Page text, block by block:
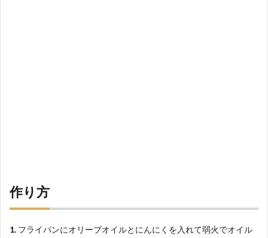
作り方
1. フライパンにオリーブオイルとにんにくを入れて弱火でオイル